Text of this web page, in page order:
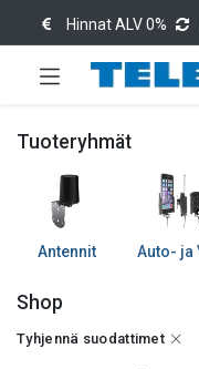
Hinnat ALV 0%
Tuoteryhmät
Antennit
Shop
Tyhjennä suodattimet